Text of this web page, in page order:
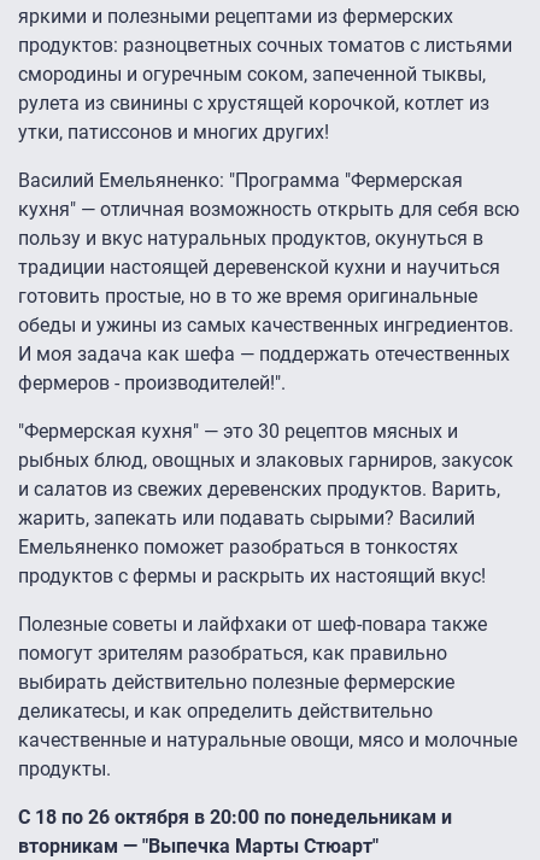
яркими и полезными рецептами из фермерских
продуктов: разноцветных сочных томатов с листьями
смородины и огуречным соком, запеченной тыквы,
рулета из свинины с хрустящей корочкой, котлет из
утки, патиссонов и многих других!
Василий Емельяненко: "Программа "Фермерская
кухня" — отличная возможность открыть для себя всю
пользу и вкус натуральных продуктов, окунуться в
традиции настоящей деревенской кухни и научиться
готовить простые, но в то же время оригинальные
обеды и ужины из самых качественных ингредиентов.
И моя задача как шефа — поддержать отечественных
фермеров - производителей!".
"Фермерская кухня" — это 30 рецептов мясных и
рыбных блюд, овощных и злаковых гарниров, закусок
и салатов из свежих деревенских продуктов. Варить,
жарить, запекать или подавать сырыми? Василий
Емельяненко поможет разобраться в тонкостях
продуктов с фермы и раскрыть их настоящий вкус!
Полезные советы и лайфхаки от шеф-повара также
помогут зрителям разобраться, как правильно
выбирать действительно полезные фермерские
деликатесы, и как определить действительно
качественные и натуральные овощи, мясо и молочные
продукты.
С 18 по 26 октября в 20:00 по понедельникам и
вторникам — "Выпечка Марты Стюарт"